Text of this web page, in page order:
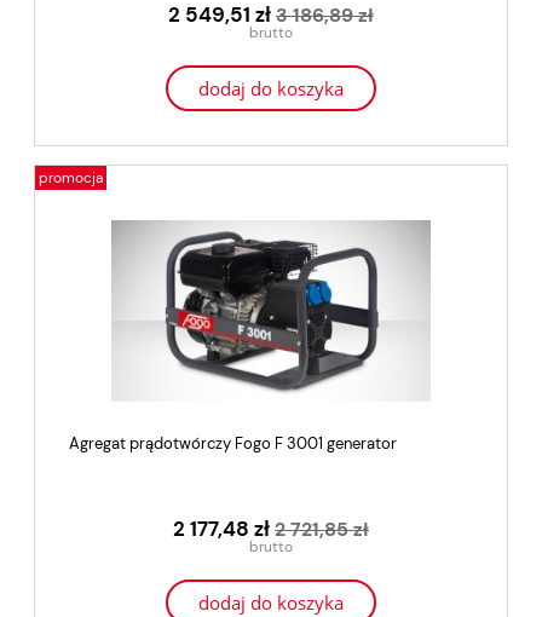
2 549,51 zł3 186,89 zł
dodaj do koszyka
Agregat prądotwórczy Fogo F 3001 generator
2 177,48 zł2 721,85 zł
dodaj do koszyka
promocja